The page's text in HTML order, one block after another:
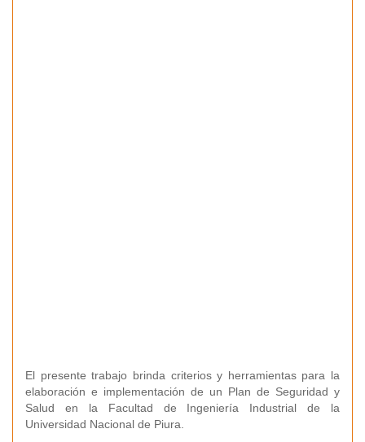
El presente trabajo brinda criterios y herramientas para la
elaboración e implementación de un Plan de Seguridad y
Salud en la Facultad de Ingeniería Industrial de la
Universidad Nacional de Piura.